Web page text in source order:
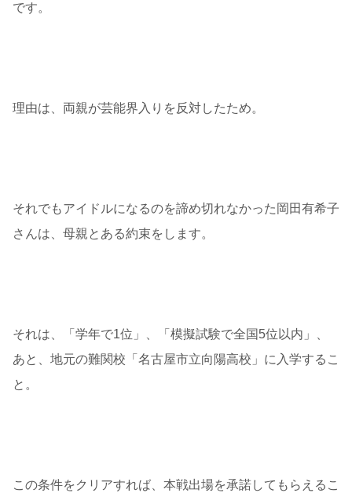
です。
理由は、両親が芸能界入りを反対したため。
それでもアイドルになるのを諦め切れなかった岡田有希子
さんは、母親とある約束をします。
それは、「学年で1位」、「模擬試験で全国5位以内」、
あと、地元の難関校「名古屋市立向陽高校」に入学するこ
と。
この条件をクリアすれば、本戦出場を承諾してもらえるこ